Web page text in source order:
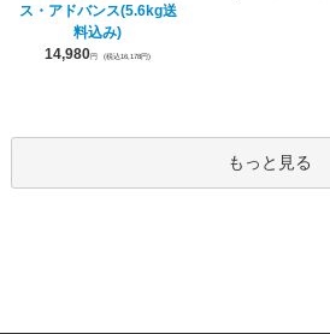
ス・アドバンス(5.6kg送
料込み)
14,980円 (税込16,178円)
もっと見る